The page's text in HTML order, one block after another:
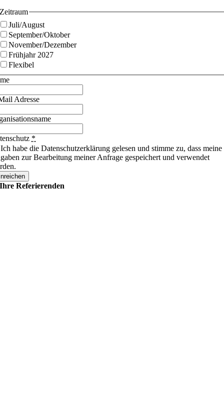
Zeitraum
Juli/August
September/Oktober
November/Dezember
Frühjahr 2027
Flexibel
Adresse
*
Ich habe die Datenschutzerklärung gelesen und stimme zu, dass meine
zur Bearbeitung meiner Anfrage gespeichert und verwendet
Ihre Referierenden